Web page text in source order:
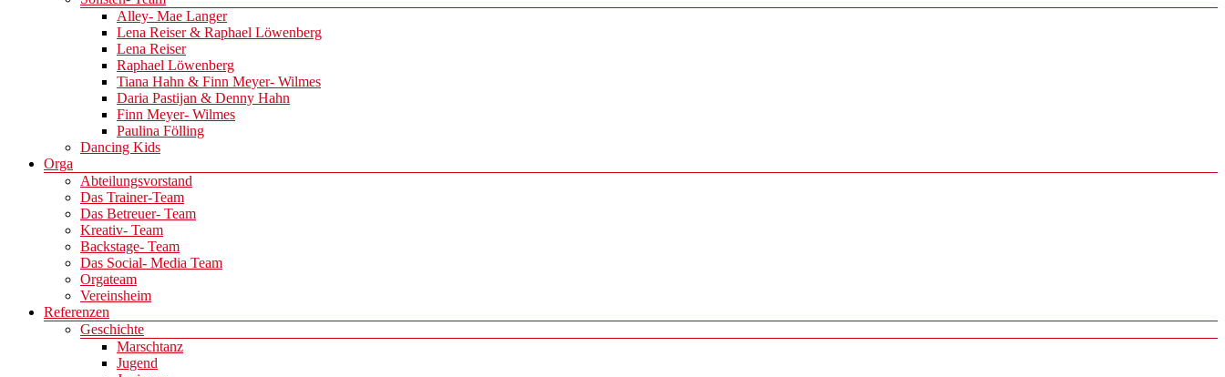
Alley- Mae Langer
Lena Reiser & Raphael Löwenberg
Lena Reiser
Raphael Löwenberg
Tiana Hahn & Finn Meyer- Wilmes
Daria Pastijan & Denny Hahn
Finn Meyer- Wilmes
Paulina Fölling
Dancing Kids
Orga
Abteilungsvorstand
Das Trainer-Team
Das Betreuer- Team
Kreativ- Team
Backstage- Team
Das Social- Media Team
Orgateam
Vereinsheim
Referenzen
Geschichte
Marschtanz
Jugend